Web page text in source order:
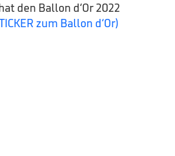
den Ballon d‘Or 2022
zum Ballon d‘Or)